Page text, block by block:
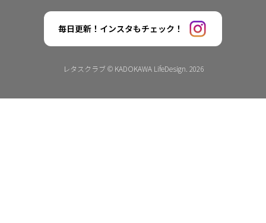
毎日更新！インスタもチェック！
レタスクラブ © KADOKAWA LifeDesign. 2026